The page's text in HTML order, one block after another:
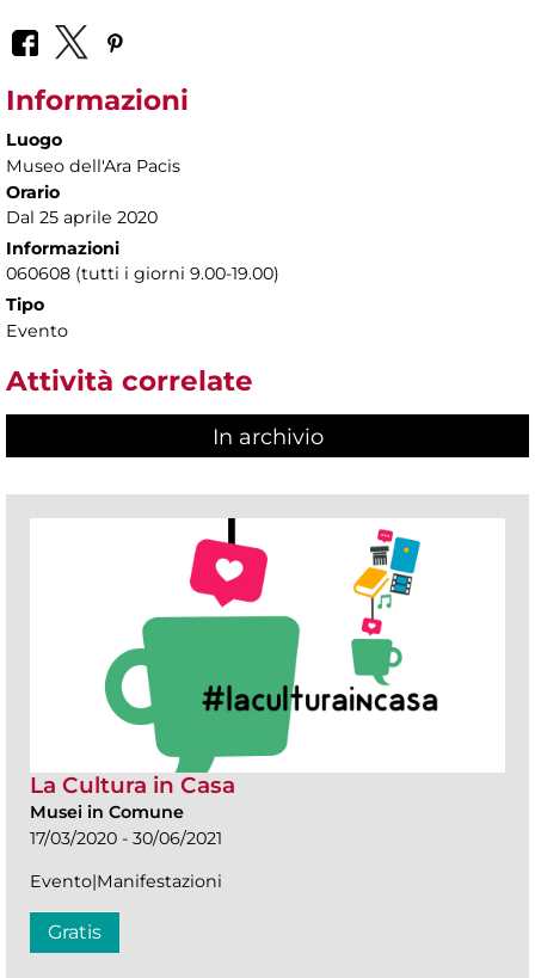
Informazioni
Luogo
Museo dell'Ara Pacis
Orario
Dal 25 aprile 2020
Informazioni
060608 (tutti i giorni 9.00-19.00)
Tipo
Evento
Attività correlate
In archivio
La Cultura in Casa
Musei in Comune
17/03/2020 - 30/06/2021
Evento|Manifestazioni
Gratis